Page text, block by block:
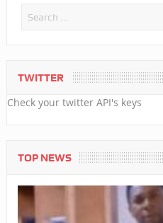
TWITTER
Check your twitter API's keys
TOP NEWS